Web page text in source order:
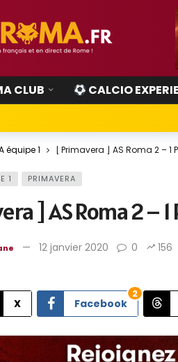
CLUB CALCIO
équipe 1 [ Primavera ] AS Roma 2 – 1
1 PRIMAVERA
] AS Roma 2 – 1
12 janvier 2020 0 156
X Facebook
2